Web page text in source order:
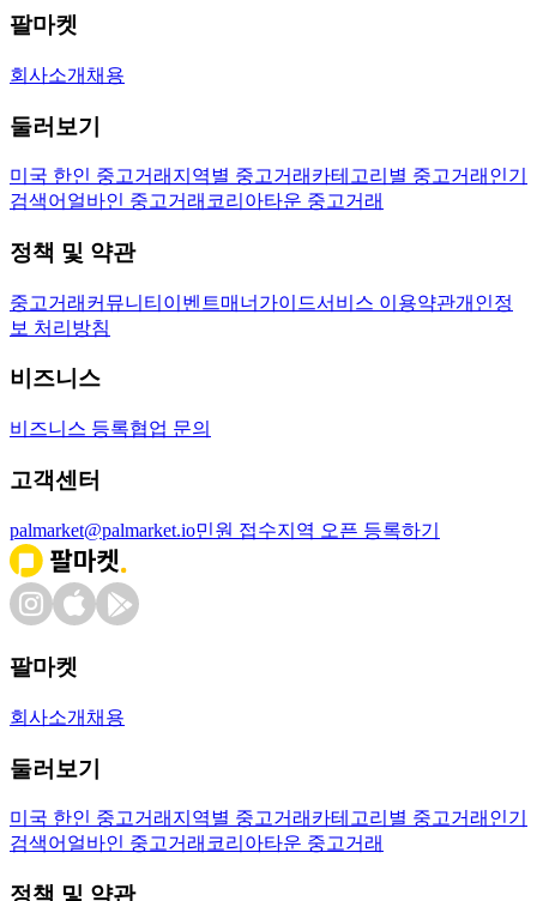
팔마켓
회사소개 채용
둘러보기
미국 한인 중고거래 지역별 중고거래 카테고리별 중고거래 인기
검색어 얼바인 중고거래 코리아타운 중고거래
정책 및 약관
중고거래 커뮤니티 이벤트매너가이드서비스 이용약관개인정
보 처리방침
비즈니스
비즈니스 등록협업 문의
고객센터
palmarket@palmarket.io민원 접수지역 오픈 등록하기
팔마켓
회사소개 채용
둘러보기
미국 한인 중고거래 지역별 중고거래 카테고리별 중고거래 인기
검색어 얼바인 중고거래 코리아타운 중고거래
정책 및 약관